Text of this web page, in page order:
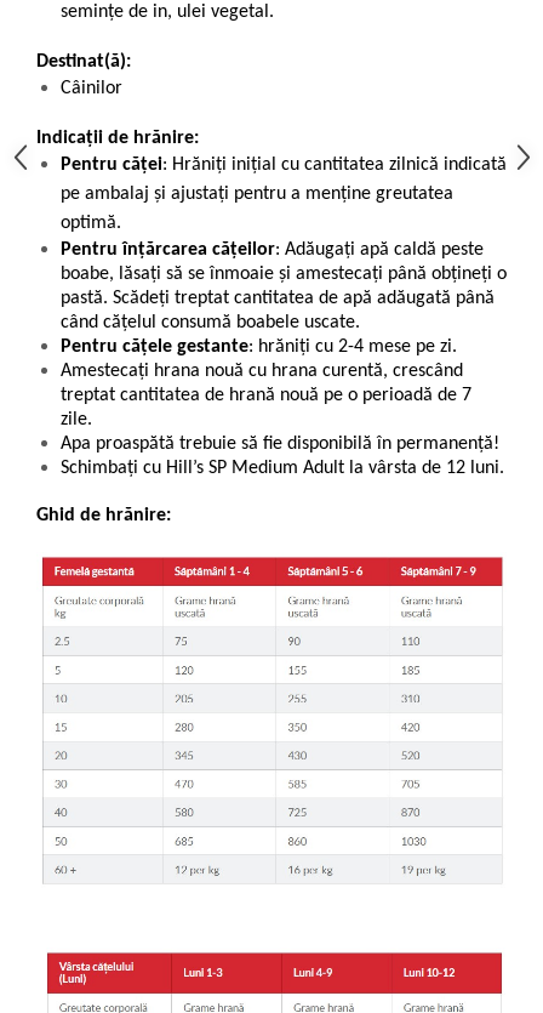
semințe de in, ulei vegetal.
Destinat(ă):
Câinilor
Indicații de hrănire:
Pentru căței: Hrăniți inițial cu cantitatea zilnică indicată
pe ambalaj și ajustați pentru a menține greutatea
optimă.
Pentru înțărcarea cățeilor: Adăugați apă caldă peste
boabe, lăsați să se înmoaie și amestecați până obțineți o
pastă. Scădeți treptat cantitatea de apă adăugată până
când cățelul consumă boabele uscate.
Pentru cățele gestante: hrăniți cu 2-4 mese pe zi.
Amestecați hrana nouă cu hrana curentă, crescând
treptat cantitatea de hrană nouă pe o perioadă de 7
zile.
Apa proaspătă trebuie să fie disponibilă în permanență!
Schimbați cu Hill’s SP Medium Adult la vârsta de 12 luni.
Ghid de hrănire: